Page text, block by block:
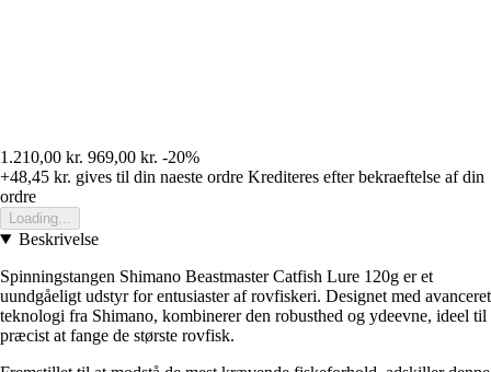
1.210,00 kr. 969,00 kr. -20%
+48,45 kr. gives til din naeste ordre Krediteres efter bekraeftelse af din
ordre
Loading...
Beskrivelse
Spinningstangen Shimano Beastmaster Catfish Lure 120g er et
uundgåeligt udstyr for entusiaster af rovfiskeri. Designet med avanceret
teknologi fra Shimano, kombinerer den robusthed og ydeevne, ideel til
præcist at fange de største rovfisk.